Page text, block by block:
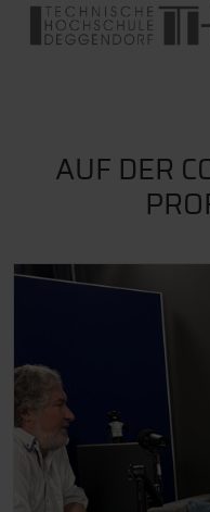
AUF DER